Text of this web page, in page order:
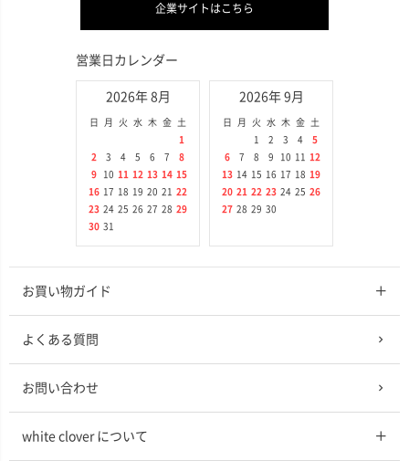
企業サイトはこちら
営業日カレンダー
2026年 8月
日 月 火 水 木 金
土
1
2
3 4 5 6 7
8
9
10 11 12 13 14 15
16 17 18 19 20 21
22
23 24 25 26 27 28 29
30 31
2026年 9月
日 月 火 水 木 金
土
1
2 3 4
5
6
7 8 9 10 11
12
13 14 15 16 17 18 19
20 21 22 23 24 25 26
27 28 29 30
お買い物ガイド
よくある質問
お問い合わせ
white clover について